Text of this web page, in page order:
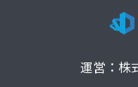
運営：株